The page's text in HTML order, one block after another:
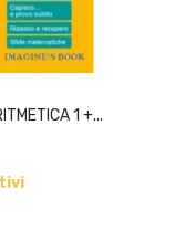
1 +...